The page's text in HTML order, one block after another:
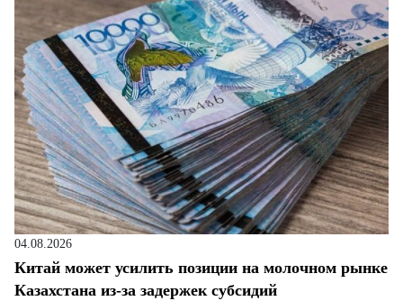
04.08.2026
Китай может усилить позиции на молочном рынке
Казахстана из-за задержек субсидий